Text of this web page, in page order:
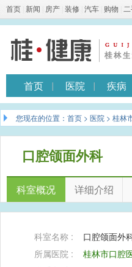
首页 新闻 房产 装修 汽车 购物
首页 医院 疾病
您现在的位置： 首页 > 医院 > 桂林
口腔颌面外科
科室概况 详细介绍
科室名称 :
口腔颌面外
所属医院 :
桂林市口腔